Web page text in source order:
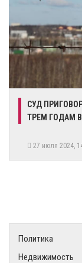
СУД
ТРЕМ ГОДАМ
27 июля 2024,
Политика
Недвижимость